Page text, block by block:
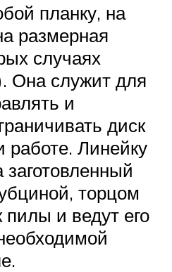
планку, на
размерная
случаях
Она служит для
и
диск
работе. Линейку
торцом
и ведут его